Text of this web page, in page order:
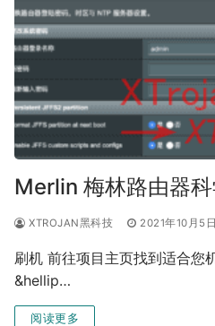
Merlin 梅林路由器
XTROJAN黑科技 2021年10月5日
刷机 前往项目主页找到适合您
&hellip…
阅读更多